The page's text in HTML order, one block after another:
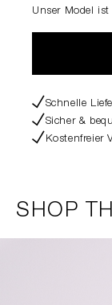
Unser Model
Schnelle
Sicher &
Kostenfreier
SHOP